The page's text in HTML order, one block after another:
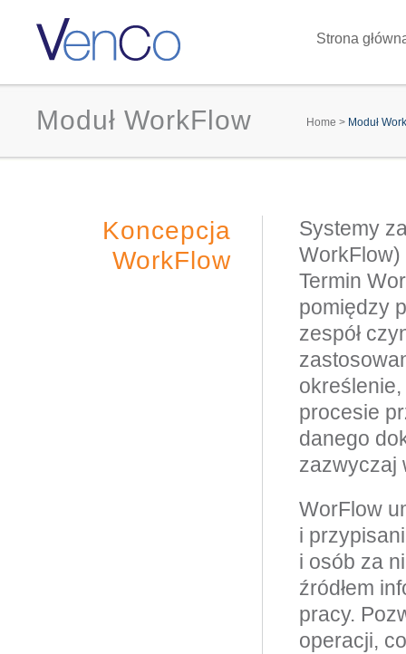
Strona
Moduł WorkFlow You
Home > Moduł
Koncepcja
WorkFlow
Systemy
Termin
pomiędzy
zespół
procesie
danego
zazwyczaj
WorFlow
i
i osób za
źródłem
pracy.
operacji,